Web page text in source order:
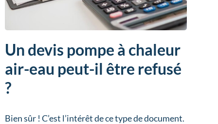
Un devis pompe à chaleur
air-eau peut-il être refusé
?
Bien sûr ! C’est l’intérêt de ce type de document.